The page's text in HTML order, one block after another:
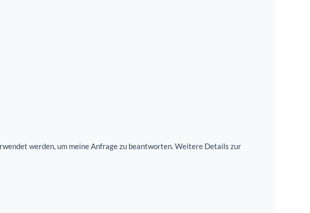
werden, um meine Anfrage zu beantworten. Weitere Details zur